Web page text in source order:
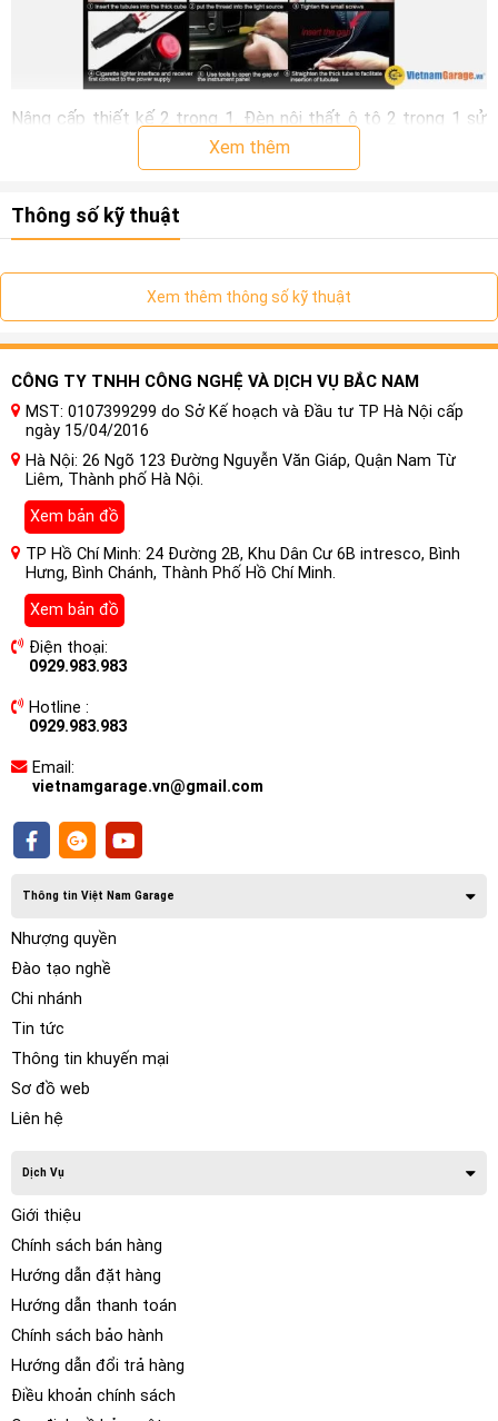
Nâng cấp thiết kế 2 trong 1. Đèn nội thất ô tô 2 trong 1 sử
dụng đèn LED RGB siêu sáng, đường kính 3.0mm tích hợp sợi
quang đúc linh hoạt và chống nước. Đèn LED và cáp quang
Điều khiển từ xa qua ứng dụng & RF: Bạn có thể dễ dàng điều
khiển một hoặc nhiều bộ đèn bằng APP hoặc điều khiển từ
xa. Bật hoặc tắt đèn, mờ hoặc sáng, thay đổi màu sắc, chế
16 triệu màu & 20 chế độ: Tận hưởng hơn 16 triệu màu và 20
trạng lái xe khác nhau của bạn hoặc trang trí ngày lễ khác
Xem thêm
Thông số kỹ thuật
Xem thêm thông số kỹ thuật
CÔNG TY TNHH CÔNG NGHỆ VÀ DỊCH VỤ BẮC NAM
MST: 0107399299 do Sở Kế hoạch và Đầu tư TP Hà Nội cấp
ngày 15/04/2016
Hà Nội: 26 Ngõ 123 Đường Nguyễn Văn Giáp, Quận Nam Từ
Liêm, Thành phố Hà Nội.
Xem bản đồ
TP Hồ Chí Minh: 24 Đường 2B, Khu Dân Cư 6B intresco, Bình
Hưng, Bình Chánh, Thành Phố Hồ Chí Minh.
Xem bản đồ
Điện thoại:
0929.983.983
Hotline :
0929.983.983
Email:
vietnamgarage.vn@gmail.com
Thông tin Việt Nam Garage
Nhượng quyền
Đào tạo nghề
Chi nhánh
Tin tức
Thông tin khuyến mại
Sơ đồ web
Liên hệ
Dịch Vụ
Giới thiệu
Chính sách bán hàng
Hướng dẫn đặt hàng
Hướng dẫn thanh toán
Chính sách bảo hành
Hướng dẫn đổi trả hàng
Điều khoản chính sách